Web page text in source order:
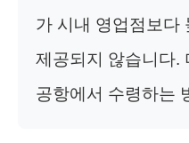
가 시내 영업점보다
제공되지 않습니다.
공항에서 수령하는